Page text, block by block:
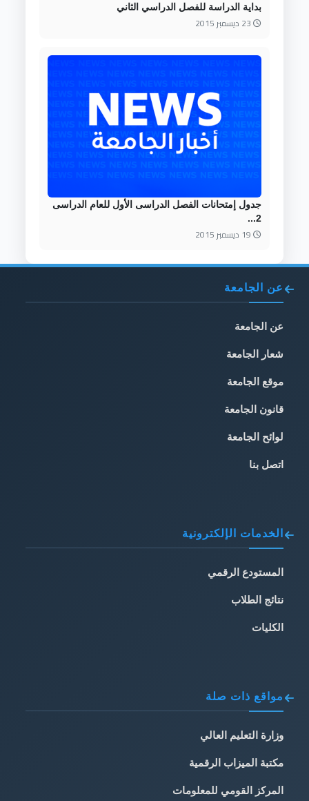
بداية الدراسة للفصل الدراسي الثاني
جدول إمتحانات الفصل الدراسى الأول للعام الدراسى
2...
عن الجامعة
عن الجامعة
شعار الجامعة
موقع الجامعة
قانون الجامعة
لوائح الجامعة
اتصل بنا
الخدمات الإلكترونية
المستودع الرقمي
نتائج الطلاب
الكليات
مواقع ذات صلة
وزارة التعليم العالي
مكتبة الميزاب الرقمية
المركز القومي للمعلومات